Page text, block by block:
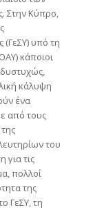
Στην Κύπρο,
(ΓεΣΥ) υπό τη
κάποιοι
δυστυχώς,
κάλυψη
ένα
από τους
του
τις
πολλοί
της
ΓεΣΥ, τη